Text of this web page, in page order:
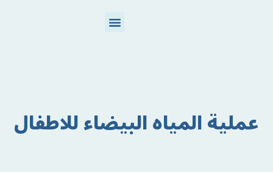
عملية المياه البيضاء للاطفال